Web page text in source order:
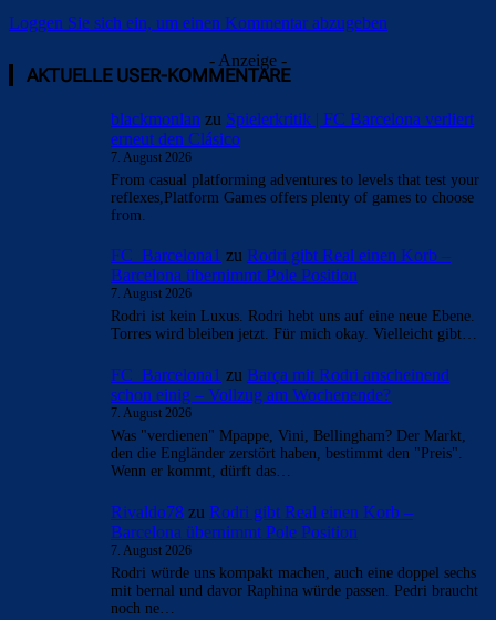
Loggen Sie sich ein, um einen Kommentar abzugeben
- Anzeige -
AKTUELLE USER-KOMMENTARE
blackmonlan zu Spielerkritik | FC Barcelona verliert
erneut den Clásico
7. August 2026
From casual platforming adventures to levels that test your
reflexes,Platform Games offers plenty of games to choose
from.
FC_Barcelona1 zu Rodri gibt Real einen Korb –
Barcelona übernimmt Pole Position
7. August 2026
Rodri ist kein Luxus. Rodri hebt uns auf eine neue Ebene.
Torres wird bleiben jetzt. Für mich okay. Vielleicht gibt…
FC_Barcelona1 zu Barça mit Rodri anscheinend
schon einig – Vollzug am Wochenende?
7. August 2026
Was "verdienen" Mpappe, Vini, Bellingham? Der Markt,
den die Engländer zerstört haben, bestimmt den "Preis".
Wenn er kommt, dürft das…
Rivaldo78 zu Rodri gibt Real einen Korb –
Barcelona übernimmt Pole Position
7. August 2026
Rodri würde uns kompakt machen, auch eine doppel sechs
mit bernal und davor Raphina würde passen. Pedri braucht
noch ne…